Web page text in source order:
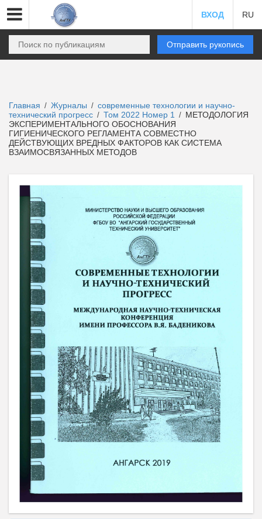
ВХОД RU
Отправить рукопись
Главная / Журналы / современные технологии и научно-
технический прогресс / Том 2022 Номер 1 / МЕТОДОЛОГИЯ
ЭКСПЕРИМЕНТАЛЬНОГО ОБОСНОВАНИЯ
ГИГИЕНИЧЕСКОГО РЕГЛАМЕНТА СОВМЕСТНО
ДЕЙСТВУЮЩИХ ВРЕДНЫХ ФАКТОРОВ КАК СИСТЕМА
ВЗАИМОСВЯЗАННЫХ МЕТОДОВ